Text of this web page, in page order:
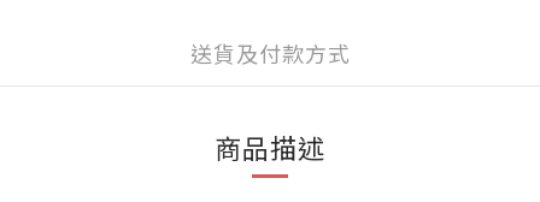
送貨及付款方式
商品描述